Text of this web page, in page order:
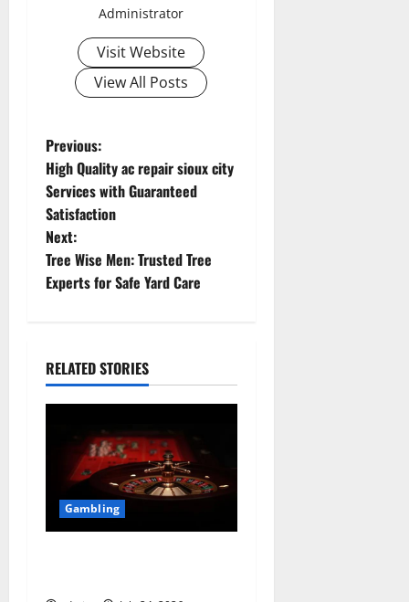
Administrator
Visit Website
View All Posts
P
o
s
t
v
t
Previous:
High Quality ac repair sioux city
Services with Guaranteed
Satisfaction
Next:
Tree Wise Men: Trusted Tree
Experts for Safe Yard Care
RELATED STORIES
Gambling